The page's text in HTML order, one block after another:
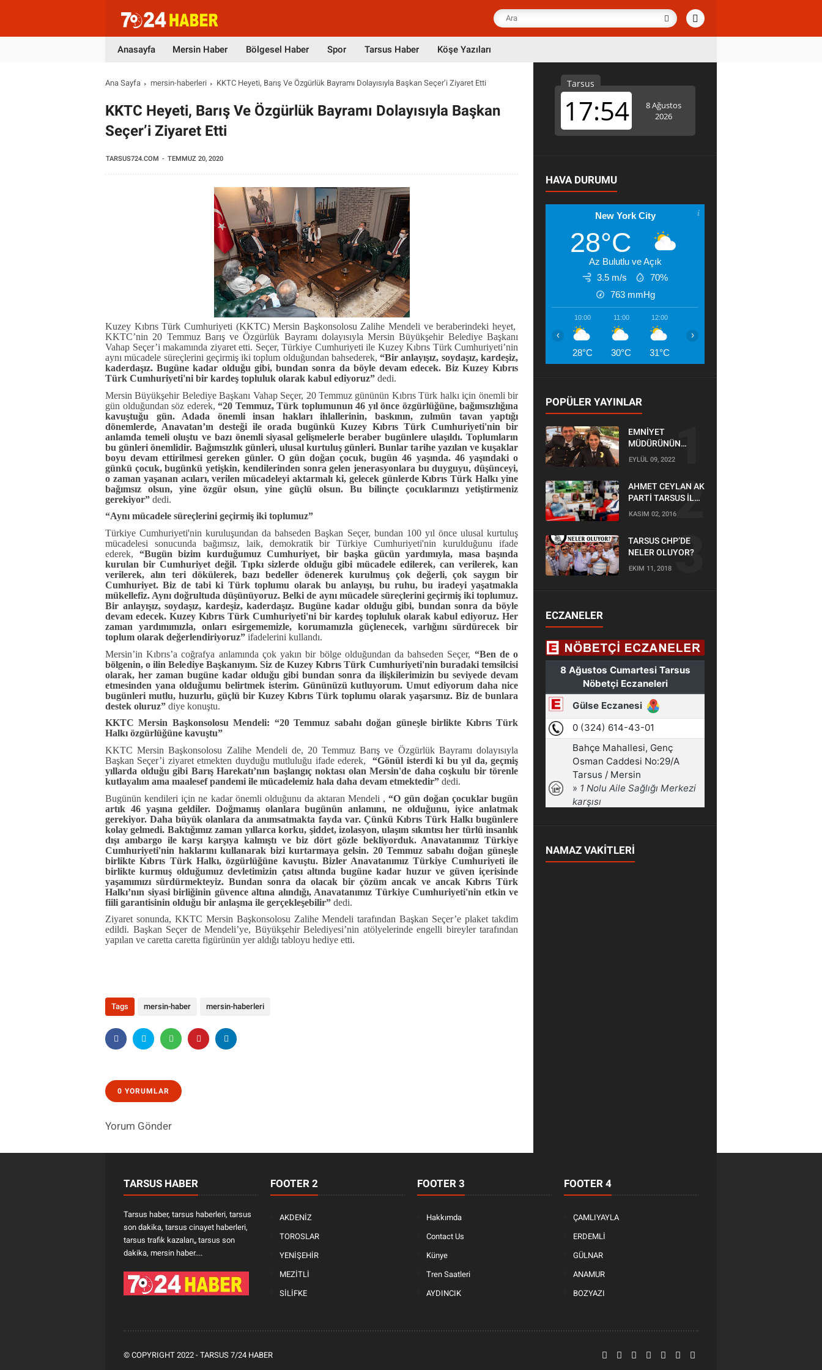
Anasayfa Mersin Haber Bölgesel Haber Spor Tarsus Haber Köşe Yazıları
Ana Sayfa mersin-haberleri KKTC Heyeti, Barış Ve Özgürlük Bayramı Dolayısıyla Başkan Seçer’i Ziyaret Etti
KKTC Heyeti, Barış Ve Özgürlük Bayramı Dolayısıyla Başkan
Seçer’i Ziyaret Etti
TARSUS724.COM TEMMUZ 20, 2020
Kuzey Kıbrıs Türk Cumhuriyeti (KKTC) Mersin Başkonsolosu Zalihe Mendeli ve beraberindeki heyet,
KKTC’nin 20 Temmuz Barış ve Özgürlük Bayramı dolayısıyla Mersin Büyükşehir Belediye Başkanı
Vahap Seçer’i makamında ziyaret etti. Seçer, Türkiye Cumhuriyeti ile Kuzey Kıbrıs Türk Cumhuriyeti’nin
aynı mücadele süreçlerini geçirmiş iki toplum olduğundan bahsederek,“Bir anlayışız, soydaşız, kardeşiz,
kaderdaşız. Bugüne kadar olduğu gibi, bundan sonra da böyle devam edecek. Biz Kuzey Kıbrıs
Türk Cumhuriyeti'ni bir kardeş topluluk olarak kabul ediyoruz” dedi.
Mersin Büyükşehir Belediye Başkanı Vahap Seçer, 20 Temmuz gününün Kıbrıs Türk halkı için önemli bir
gün olduğundan söz ederek, “20 Temmuz, Türk toplumunun 46 yıl önce özgürlüğüne, bağımsızlığına
kavuştuğu gün. Adada önemli insan hakları ihlallerinin, baskının, zulmün tavan yaptığı
dönemlerde, Anavatan’ın desteği ile orada bugünkü Kuzey Kıbrıs Türk Cumhuriyeti'nin bir
anlamda temeli oluştu ve bazı önemli siyasal gelişmelerle beraber bugünlere ulaşıldı. Toplumların
bu günleri önemlidir. Bağımsızlık günleri, ulusal kurtuluş günleri. Bunlar tarihe yazılan ve kuşaklar
boyu devam ettirilmesi gereken günler. O gün doğan çocuk, bugün 46 yaşında. 46 yaşındaki o
günkü çocuk, bugünkü yetişkin, kendilerinden sonra gelen jenerasyonlara bu duyguyu, düşünceyi,
o zaman yaşanan acıları, verilen mücadeleyi aktarmalı ki, gelecek günlerde Kıbrıs Türk Halkı yine
bağımsız olsun, yine özgür olsun, yine güçlü olsun. Bu bilinçte çocuklarınızı yetiştirmeniz
gerekiyor” dedi.
“Aynı mücadele süreçlerini geçirmiş iki toplumuz”
Türkiye Cumhuriyeti'nin kuruluşundan da bahseden Başkan Seçer, bundan 100 yıl önce ulusal kurtuluş
mücadelesi sonucunda bağımsız, laik, demokratik bir Türkiye Cumhuriyeti'nin kurulduğunu ifade
ederek, “Bugün bizim kurduğumuz Cumhuriyet, bir başka gücün yardımıyla, masa başında
kurulan bir Cumhuriyet değil. Tıpkı sizlerde olduğu gibi mücadele edilerek, can verilerek, kan
verilerek, alın teri dökülerek, bazı bedeller ödenerek kurulmuş çok değerli, çok saygın bir
Cumhuriyet. Biz de tabi ki Türk toplumu olarak bu anlayışı, bu ruhu, bu iradeyi yaşatmakla
mükellefiz. Aynı doğrultuda düşünüyoruz. Belki de aynı mücadele süreçlerini geçirmiş iki toplumuz.
Bir anlayışız, soydaşız, kardeşiz, kaderdaşız. Bugüne kadar olduğu gibi, bundan sonra da böyle
devam edecek. Kuzey Kıbrıs Türk Cumhuriyeti'ni bir kardeş topluluk olarak kabul ediyoruz. Her
zaman yardımımızla, onları esirgememizle, korumamızla güçlenecek, varlığını sürdürecek bir
toplum olarak değerlendiriyoruz” ifadelerini kullandı.
Mersin’in Kıbrıs’a coğrafya anlamında çok yakın bir bölge olduğundan da bahseden Seçer, “Ben de o
bölgenin, o ilin Belediye Başkanıyım. Siz de Kuzey Kıbrıs Türk Cumhuriyeti'nin buradaki temsilcisi
olarak, her zaman bugüne kadar olduğu gibi bundan sonra da ilişkilerimizin bu seviyede devam
etmesinden yana olduğumu belirtmek isterim. Gününüzü kutluyorum. Umut ediyorum daha nice
bugünleri mutlu, huzurlu, güçlü bir Kuzey Kıbrıs Türk toplumu olarak yaşarsınız. Biz de bunlara
destek oluruz” diye konuştu.
KKTC Mersin Başkonsolosu Mendeli: “20 Temmuz sabahı doğan güneşle birlikte Kıbrıs Türk
Halkı özgürlüğüne kavuştu”
KKTC Mersin Başkonsolosu Zalihe Mendeli de, 20 Temmuz Barış ve Özgürlük Bayramı dolayısıyla
Başkan Seçer’i ziyaret etmekten duyduğu mutluluğu ifade ederek,“Gönül isterdi ki bu yıl da, geçmiş
yıllarda olduğu gibi Barış Harekatı’nın başlangıç noktası olan Mersin'de daha coşkulu bir törenle
kutlayalım ama maalesef pandemi ile mücadelemiz hala daha devam etmektedir” dedi.
Bugünün kendileri için ne kadar önemli olduğunu da aktaran Mendeli ,“O gün doğan çocuklar bugün
artık 46 yaşına geldiler. Doğmamış olanlara bugünün anlamını, ne olduğunu, iyice anlatmak
gerekiyor. Daha büyük olanlara da anımsatmakta fayda var. Çünkü Kıbrıs Türk Halkı bugünlere
kolay gelmedi. Baktığımız zaman yıllarca korku, şiddet, izolasyon, ulaşım sıkıntısı her türlü insanlık
dışı ambargo ile karşı karşıya kalmıştı ve biz dört gözle bekliyorduk. Anavatanımız Türkiye
Cumhuriyeti'nin haklarını kullanarak bizi kurtarmaya gelsin. 20 Temmuz sabahı doğan güneşle
birlikte Kıbrıs Türk Halkı, özgürlüğüne kavuştu. Bizler Anavatanımız Türkiye Cumhuriyeti ile
birlikte kurmuş olduğumuz devletimizin çatısı altında bugüne kadar huzur ve güven içerisinde
yaşamımızı sürdürmekteyiz. Bundan sonra da olacak bir çözüm ancak ve ancak Kıbrıs Türk
Halkı’nın siyasi birliğinin güvence altına alındığı, Anavatanımız Türkiye Cumhuriyeti'nin etkin ve
fiili garantisinin olduğu bir anlaşma ile gerçekleşebilir” dedi.
Ziyaret sonunda, KKTC Mersin Başkonsolosu Zalihe Mendeli tarafından Başkan Seçer’e plaket takdim
edildi. Başkan Seçer de Mendeli’ye, Büyükşehir Belediyesi’nin atölyelerinde engelli bireyler tarafından
yapılan ve caretta caretta figürünün yer aldığı tabloyu hediye etti.
Tags mersin-haber mersin-haberleri
0 YORUMLAR
Yorum Gönder
HAVA DURUMU
New York City
28°C
Az Bulutlu ve Açık
3.5 m/s
70%
763 mmHg
10:00
28°C
11:00
30°C
12:00
31°C
‹ ›
POPÜLER YAYINLAR
EMNİYET
MÜDÜRÜNÜN
OĞLU KAZADA
EYLÜL 09, 2022
AHMET CEYLAN AK
PARTİ TARSUS İLÇE
BAŞKANLIĞI İÇİN
KASIM 02, 2016
TARSUS CHP’DE
NELER OLUYOR?
EKIM 11, 2018
ECZANELER
NAMAZ VAKİTLERİ
TARSUS HABER
Tarsus haber, tarsus haberleri, tarsus
son dakika, tarsus cinayet haberleri,
tarsus trafik kazaları„ tarsus son
dakika, mersin haber....
FOOTER 2
AKDENİZ
TOROSLAR
YENİŞEHİR
MEZİTLİ
SİLİFKE
FOOTER 3
Hakkımda
Contact Us
Künye
Tren Saatleri
AYDINCIK
FOOTER 4
ÇAMLIYAYLA
ERDEMLİ
GÜLNAR
ANAMUR
BOZYAZI
© COPYRIGHT 2022 - TARSUS 7/24 HABER